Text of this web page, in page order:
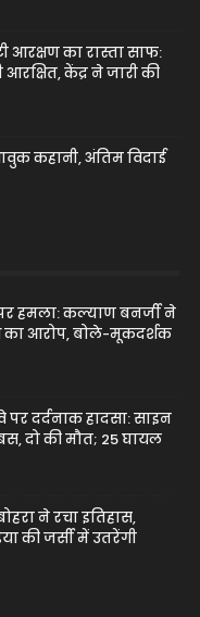
आरक्षण का रास्ता साफ:
आरक्षित, केंद्र ने जारी की
कहानी, अंतिम विदाई
हमला: कल्याण बनर्जी ने
का आरोप, बोले-मूकदर्शक
दर्दनाक हादसा: साइन
दो की मौत; 25 घायल
ने रचा इतिहास,
की जर्सी में उतरेंगी